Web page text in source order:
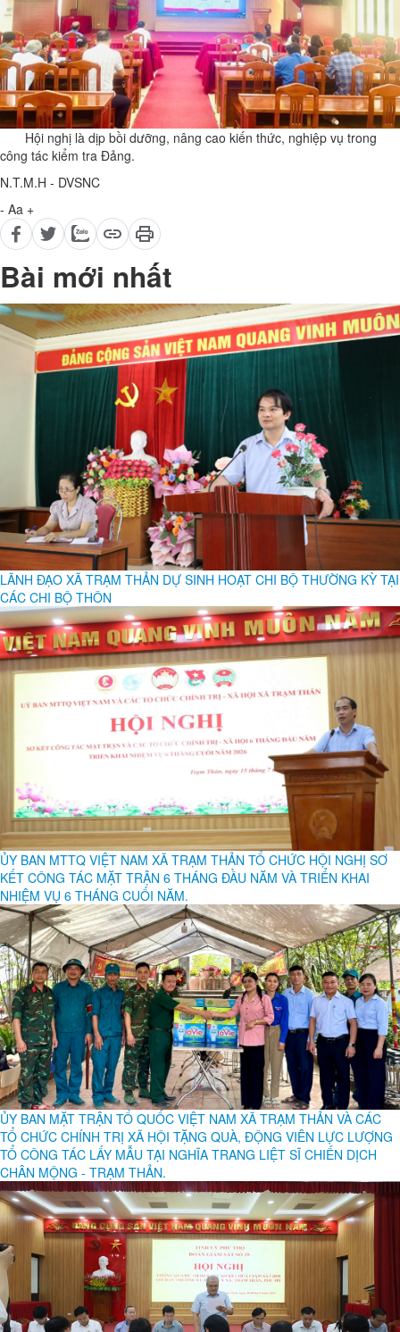
Hội nghị là dịp bồi dưỡng, nâng cao kiến thức, nghiệp vụ trong
công tác kiểm tra Đảng.
N.T.M.H - DVSNC
- Aa +
Bài mới nhất
LÃNH ĐẠO XÃ TRẠM THẢN DỰ SINH HOẠT CHI BỘ THƯỜNG KỲ TẠI
CÁC CHI BỘ THÔN
ỦY BAN MTTQ VIỆT NAM XÃ TRẠM THẢN TỔ CHỨC HỘI NGHỊ SƠ
KẾT CÔNG TÁC MẶT TRẬN 6 THÁNG ĐẦU NĂM VÀ TRIỂN KHAI
NHIỆM VỤ 6 THÁNG CUỐI NĂM.
ỦY BAN MẶT TRẬN TỔ QUỐC VIỆT NAM XÃ TRẠM THẢN VÀ CÁC
TỔ CHỨC CHÍNH TRỊ XÃ HỘI TẶNG QUÀ, ĐỘNG VIÊN LỰC LƯỢNG
TỔ CÔNG TÁC LẤY MẪU TẠI NGHĨA TRANG LIỆT SĨ CHIẾN DỊCH
CHÂN MỘNG - TRẠM THẢN.